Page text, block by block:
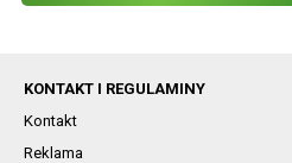
KONTAKT I REGULAMINY
Kontakt
Reklama